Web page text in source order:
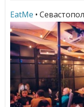
EatMe •